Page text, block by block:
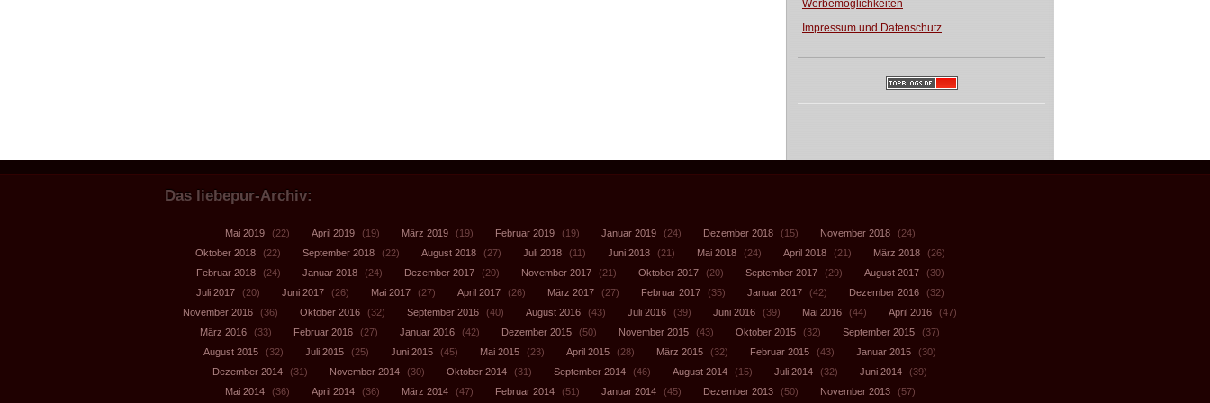
Werbemöglichkeiten
Impressum und Datenschutz
Das liebepur-Archiv:
Mai 2019 (22) April 2019 (19) März 2019 (19) Februar 2019 (19) Januar 2019 (24) Dezember 2018 (15) November 2018
(24)
Oktober 2018
(22) September 2018 (22) August 2018 (27) Juli 2018 (11) Juni 2018 (21) Mai 2018 (24) April 2018 (21) März 2018
(26)
Februar 2018
(24) Januar 2018 (24) Dezember 2017 (20) November 2017 (21) Oktober 2017 (20) September 2017 (29) August 2017
(30)
Juli 2017
(20) Juni 2017 (26) Mai 2017 (27) April 2017 (26) März 2017 (27) Februar 2017 (35) Januar 2017 (42) Dezember 2016
(32)
November 2016
(36) Oktober 2016 (32) September 2016 (40) August 2016 (43) Juli 2016 (39) Juni 2016 (39) Mai 2016 (44) April 2016
(47)
März 2016
(33) Februar 2016 (27) Januar 2016 (42) Dezember 2015 (50) November 2015 (43) Oktober 2015 (32) September 2015
(37)
August 2015
(32) Juli 2015 (25) Juni 2015 (45) Mai 2015 (23) April 2015 (28) März 2015 (32) Februar 2015 (43) Januar 2015
(30)
Dezember 2014
(31) November 2014 (30) Oktober 2014 (31) September 2014 (46) August 2014 (15) Juli 2014 (32) Juni 2014
(39)
Mai 2014
(36) April 2014 (36) März 2014 (47) Februar 2014 (51) Januar 2014 (45) Dezember 2013 (50) November 2013 (57)